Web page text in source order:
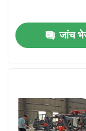
रॉक एंड रोल
ओवन जंगम शटल
जांच